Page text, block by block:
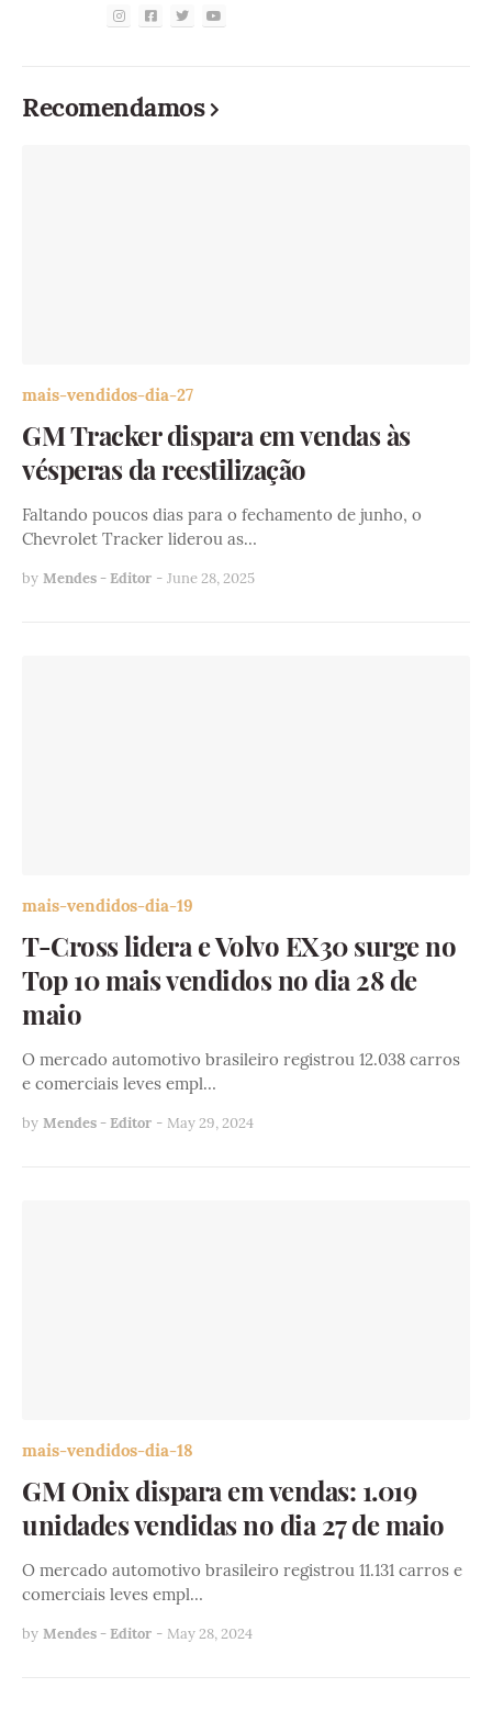
Recomendamos
mais-vendidos-dia-27
GM Tracker dispara em vendas às
vésperas da reestilização
Faltando poucos dias para o fechamento de junho, o
Chevrolet Tracker liderou as…
by Mendes - Editor - June 28, 2025
mais-vendidos-dia-19
T-Cross lidera e Volvo EX30 surge no
Top 10 mais vendidos no dia 28 de
maio
O mercado automotivo brasileiro registrou 12.038 carros
e comerciais leves empl…
by Mendes - Editor - May 29, 2024
mais-vendidos-dia-18
GM Onix dispara em vendas: 1.019
unidades vendidas no dia 27 de maio
O mercado automotivo brasileiro registrou 11.131 carros e
comerciais leves empl…
by Mendes - Editor - May 28, 2024